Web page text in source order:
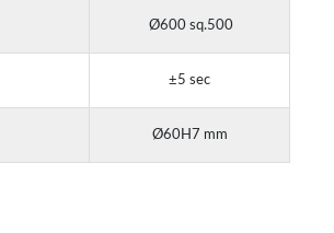
Ø600 sq.500
±5 sec
Ø60H7 mm